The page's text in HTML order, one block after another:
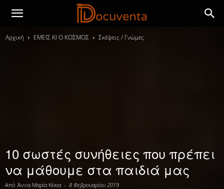
Αρχική ΕΜΕΙΣ ΚΙ Ο ΚΟΣΜΟΣ Σκέψεις / Γνώμες
10 σωστές συνήθειες που πρέπει
να μάθουμε στα παιδιά μας
Από Άννα-Μαρία Κέκια - 8 Φεβρουαρίου 2019